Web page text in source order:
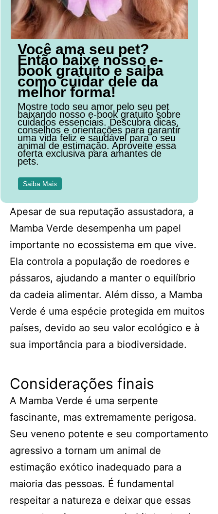
Você ama seu pet?
Então baixe nosso e-
book gratuito e saiba
como cuidar dele da
melhor forma!
Mostre todo seu amor pelo seu pet
baixando nosso e-book gratuito sobre
cuidados essenciais. Descubra dicas,
conselhos e orientações para garantir
uma vida feliz e saudável para o seu
animal de estimação. Aproveite essa
oferta exclusiva para amantes de
pets.
Saiba Mais
Apesar de sua reputação assustadora, a
Mamba Verde desempenha um papel
importante no ecossistema em que vive.
Ela controla a população de roedores e
pássaros, ajudando a manter o equilíbrio
da cadeia alimentar. Além disso, a Mamba
Verde é uma espécie protegida em muitos
países, devido ao seu valor ecológico e à
sua importância para a biodiversidade.
Considerações finais
A Mamba Verde é uma serpente
fascinante, mas extremamente perigosa.
Seu veneno potente e seu comportamento
agressivo a tornam um animal de
estimação exótico inadequado para a
maioria das pessoas. É fundamental
respeitar a natureza e deixar que essas